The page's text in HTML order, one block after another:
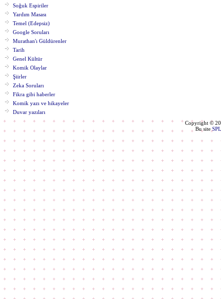
Soğuk Espiriler
Yardım Masası
Temel (Edepsiz)
Google Soruları
Murathan'ı Güldürenler
Tarih
Genel Kültür
Komik Olaylar
Şiirler
Zeka Soruları
Fikra gibi haberler
Komik yazı ve hikayeler
Duvar yazıları
Copyright ©
Bu siteSPL